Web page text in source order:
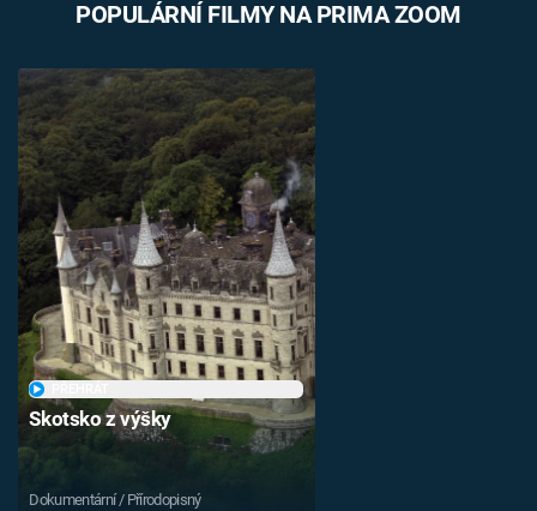
POPULÁRNÍ FILMY NA PRIMA ZOOM
Skotsko z výšky
Dokumentární / Přírodopisný